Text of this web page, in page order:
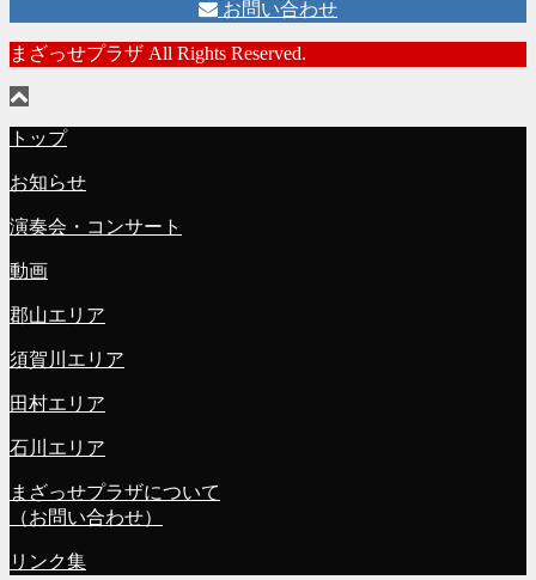
お問い合わせ
まざっせプラザ All Rights Reserved.
トップ
お知らせ
演奏会・コンサート
動画
郡山エリア
須賀川エリア
田村エリア
石川エリア
まざっせプラザについて
（お問い合わせ）
リンク集